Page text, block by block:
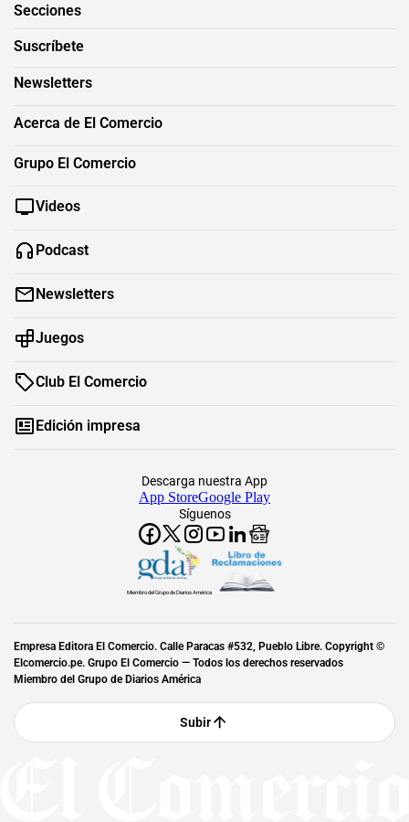
Secciones
Suscríbete
Newsletters
Acerca de El Comercio
Grupo El Comercio
Videos
Podcast
Newsletters
Juegos
Club El Comercio
Edición impresa
Síguenos
Descarga nuestra App
App StoreGoogle Play
Miembro del Grupo de Diarios América
Empresa Editora El Comercio. Calle Paracas #532, Pueblo Libre. Copyright ©
Elcomercio.pe. Grupo El Comercio — Todos los derechos reservados
Miembro del Grupo de Diarios América
Subir